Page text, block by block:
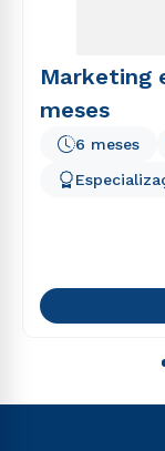
Marketing
meses
6 meses